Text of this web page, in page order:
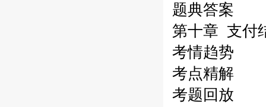
题典答案
第十章 支付
考情趋势
考点精解
考题回放